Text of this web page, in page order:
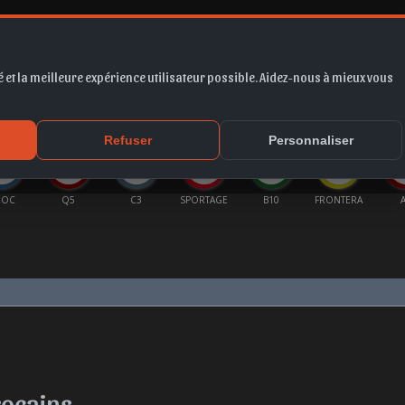
la meilleure expérience utilisateur possible. Aidez-nous à mieux vous
Refuser Personnaliser
Q5 C3 SPORTAGE B10 FRONTERA